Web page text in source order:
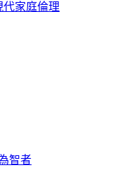
代家庭倫理
智者